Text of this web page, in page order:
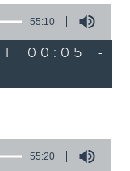
55:10
00:05 -
55:20